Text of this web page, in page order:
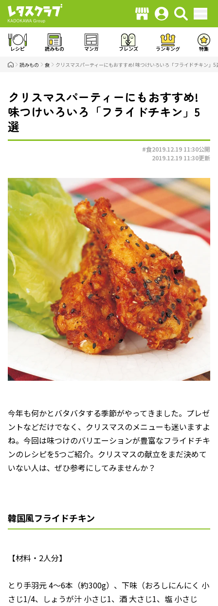
レシピ 読みもの マンガ フレンズ ランキング 特集
読みもの 食 クリスマスパーティーにもおすすめ! 味つけいろいろ「フライドチキン」5
クリスマスパーティーにもおすすめ!
味つけいろいろ「フライドチキン」5
選
#食2019.12.19 11:30公開
2019.12.19 11:30更新
今年も何かとバタバタする季節がやってきました。プレゼ
ントなどだけでなく、クリスマスのメニューも迷いますよ
ね。今回は味つけのバリエーションが豊富なフライドチキ
ンのレシピを5つご紹介。クリスマスの献立をまだ決めて
いない人は、ぜひ参考にしてみませんか？
韓国風フライドチキン
【材料・2人分】
とり手羽元 4～6本（約300g）、下味（おろしにんにく 小
さじ1/4、しょうが汁 小さじ1、酒 大さじ1、塩 小さじ